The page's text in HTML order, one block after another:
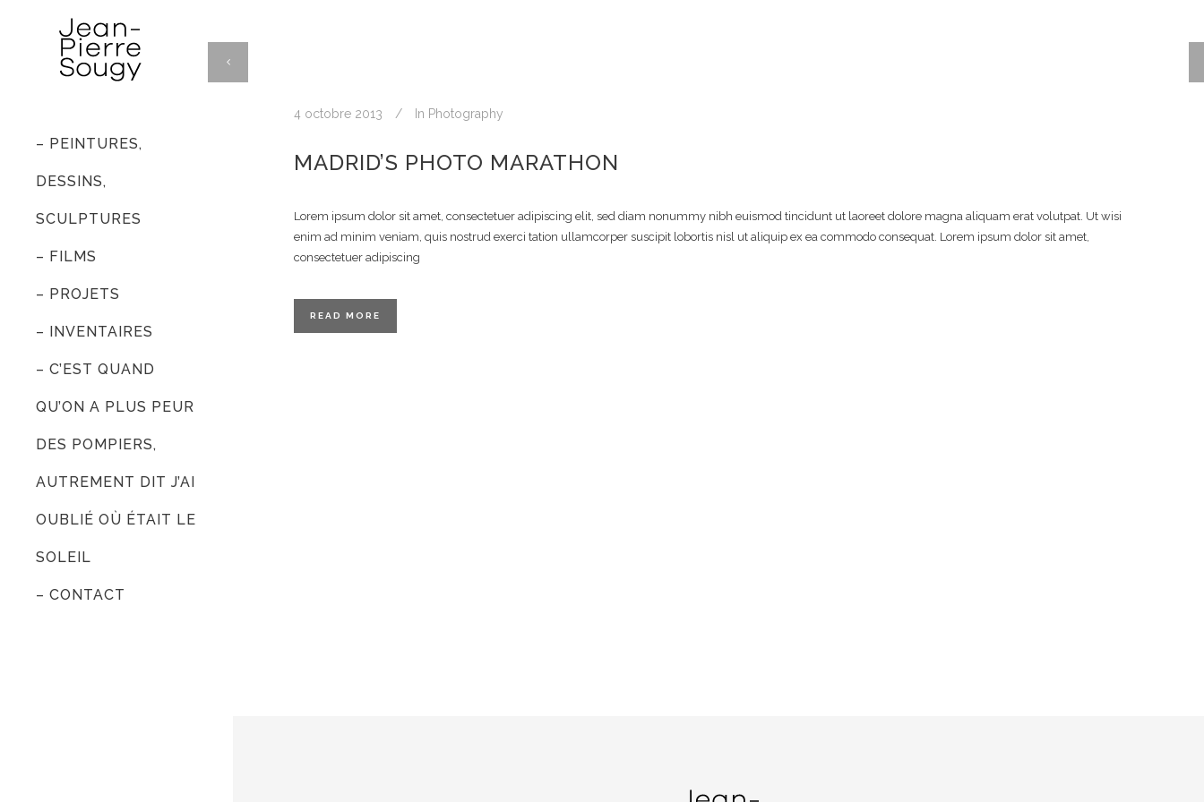
– PEINTURES,
DESSINS,
SCULPTURES
– FILMS
– PROJETS
– INVENTAIRES
– C’EST QUAND
QU’ON A PLUS PEUR
DES POMPIERS,
AUTREMENT DIT J’AI
OUBLIÉ OÙ ÉTAIT LE
SOLEIL
– CONTACT
4 octobre 2013 In Photography
MADRID’S PHOTO MARATHON
Lorem ipsum dolor sit amet, consectetuer adipiscing elit, sed diam nonummy nibh euismod tincidunt ut laoreet dolore magna aliquam erat volutpat. Ut wisi
enim ad minim veniam, quis nostrud exerci tation ullamcorper suscipit lobortis nisl ut aliquip ex ea commodo consequat. Lorem ipsum dolor sit amet,
consectetuer adipiscing
READ MORE